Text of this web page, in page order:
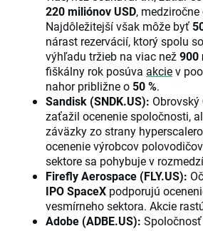
220 miliónov USD, medziročne
Najdôležitejší však môže byť
nárast rezervácií, ktorý spolu
výhľadu tržieb na viac než900
fiškálny rok posúva akciev
nahor približne o 50 %.
Sandisk (SNDK.US): Obrovský
zaťažil ocenenie spoločnosti,
záväzky zo strany
ocenenie výrobcov
sektore sa pohybuje v rozmedzí
Firefly Aerospace (FLY.US):
IPO SpaceX podporujú
vesmírneho sektora. Akcie
Adobe (ADBE.US):